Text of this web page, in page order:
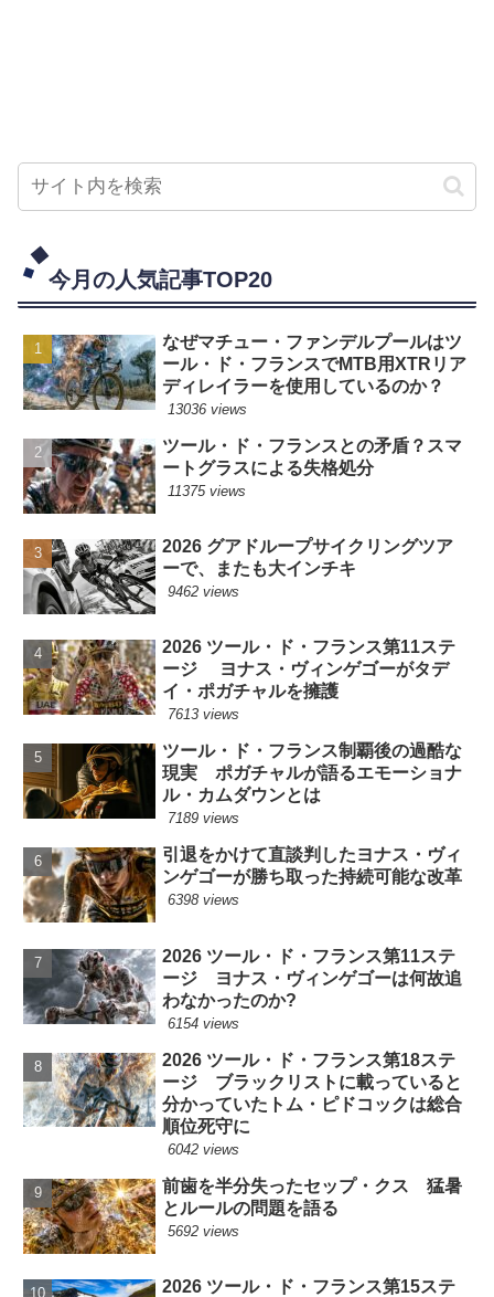
今月の人気記事TOP20
なぜマチュー・ファンデルプールはツ
ール・ド・フランスでMTB用XTRリア
ディレイラーを使用しているのか？
13036 views
ツール・ド・フランスとの矛盾？スマ
ートグラスによる失格処分
11375 views
2026 グアドループサイクリングツア
ーで、またも大インチキ
9462 views
2026 ツール・ド・フランス第11ステ
ージ ヨナス・ヴィンゲゴーがタデ
イ・ポガチャルを擁護
7613 views
ツール・ド・フランス制覇後の過酷な
現実 ポガチャルが語るエモーショナ
ル・カムダウンとは
7189 views
引退をかけて直談判したヨナス・ヴィ
ンゲゴーが勝ち取った持続可能な改革
6398 views
2026 ツール・ド・フランス第11ステ
ージ ヨナス・ヴィンゲゴーは何故追
わなかったのか?
6154 views
2026 ツール・ド・フランス第18ステ
ージ ブラックリストに載っていると
分かっていたトム・ピドコックは総合
順位死守に
6042 views
前歯を半分失ったセップ・クス 猛暑
とルールの問題を語る
5692 views
2026 ツール・ド・フランス第15ステ